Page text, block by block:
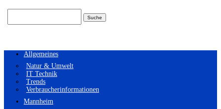
Allgemeines
Natur & Umwelt
IT Technik
Trends
Verbraucherinformationen
Mannheim